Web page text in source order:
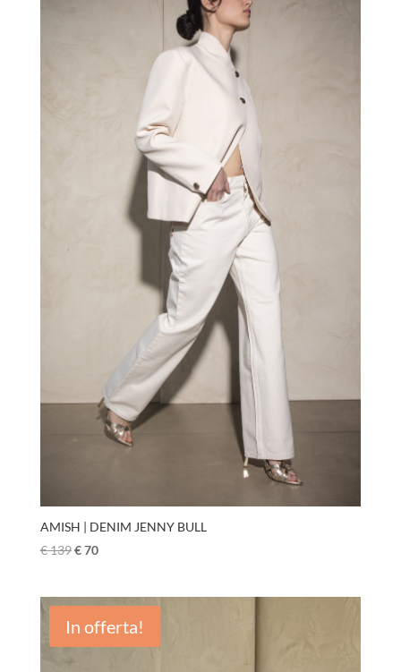
AMISH | DENIM JENNY BULL
€139€70
In offerta!